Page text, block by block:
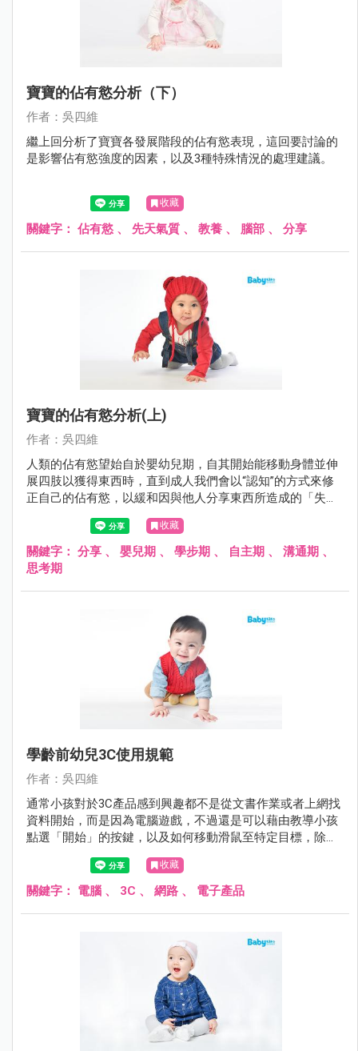
寶寶的佔有慾分析（下）
作者：吳四維
繼上回分析了寶寶各發展階段的佔有慾表現，這回要討論的
是影響佔有慾強度的因素，以及3種特殊情況的處理建議。
收藏
關鍵字： 佔有慾 、 先天氣質 、 教養 、 腦部 、 分享
寶寶的佔有慾分析(上)
作者：吳四維
人類的佔有慾望始自於嬰幼兒期，自其開始能移動身體並伸
展四肢以獲得東西時，直到成人我們會以“認知”的方式來修
正自己的佔有慾，以緩和因與他人分享東西所造成的「失落
收藏
關鍵字： 分享 、 嬰兒期 、 學步期 、 自主期 、 溝通期 、
思考期
學齡前幼兒3C使用規範
作者：吳四維
通常小孩對於3C產品感到興趣都不是從文書作業或者上網找
資料開始，而是因為電腦遊戲，不過還是可以藉由教導小孩
點選「開始」的按鍵，以及如何移動滑鼠至特定目標，除了
能增強小孩的語言理解能力外，對於小孩的手眼協調上也有
幫助，並藉此增進其認知能力如顏色、形狀與符號的認識。
收藏
關鍵字： 電腦 、 3C 、 網路 、 電子產品